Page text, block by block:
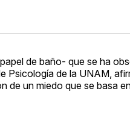
de baño- que se ha
Psicología de la UNAM,
un miedo que se basa